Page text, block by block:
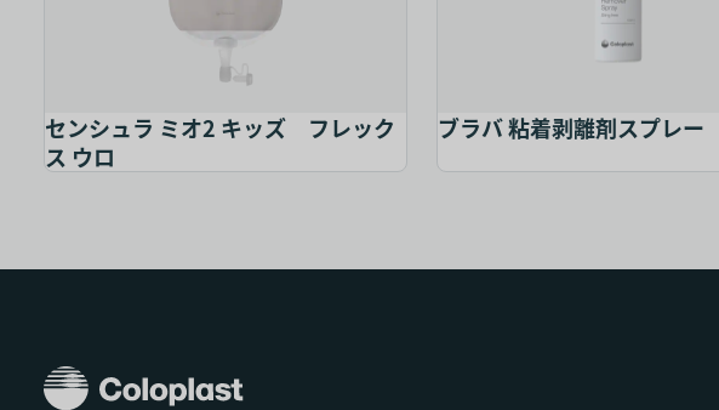
センシュラ ミオ2 キッズ フレック
ス ウロ
ブラバ 粘着剥離剤スプレー